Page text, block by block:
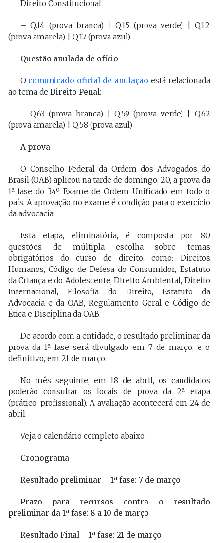
Direito Constitucional
– Q.14 (prova branca) | Q.15 (prova verde) | Q.12
(prova amarela) | Q.17 (prova azul)
Questão anulada de ofício
O comunicado oficial de anulação está relacionada
ao tema de Direito Penal:
– Q.63 (prova branca) | Q.59 (prova verde) | Q.62
(prova amarela) | Q.58 (prova azul)
A prova
O Conselho Federal da Ordem dos Advogados do
Brasil (OAB) aplicou na tarde de domingo, 20, a prova da
1ª fase do 34º Exame de Ordem Unificado em todo o
país. A aprovação no exame é condição para o exercício
da advocacia.
Esta etapa, eliminatória, é composta por 80
questões de múltipla escolha sobre temas
obrigatórios do curso de direito, como: Direitos
Humanos, Código de Defesa do Consumidor, Estatuto
da Criança e do Adolescente, Direito Ambiental, Direito
Internacional, Filosofia do Direito, Estatuto da
Advocacia e da OAB, Regulamento Geral e Código de
Ética e Disciplina da OAB.
De acordo com a entidade, o resultado preliminar da
prova da 1ª fase será divulgado em 7 de março, e o
definitivo, em 21 de março.
No mês seguinte, em 18 de abril, os candidatos
poderão consultar os locais de prova da 2ª etapa
(prático-profissional). A avaliação acontecerá em 24 de
abril.
Veja o calendário completo abaixo.
Cronograma
Resultado preliminar – 1ª fase: 7 de março
Prazo para recursos contra o resultado
preliminar da 1ª fase: 8 a 10 de março
Resultado Final – 1ª fase: 21 de março